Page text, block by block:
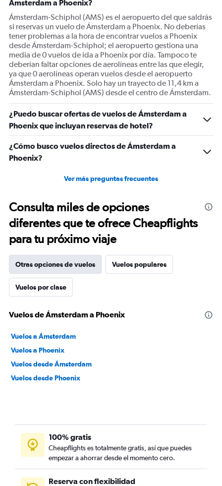
axis
displaying
values.
Range:
0
to
1500.
Ámsterdam a Phoenix?
Ámsterdam-Schiphol (AMS) es el aeropuerto del que saldrás
si reservas un vuelo de Ámsterdam a Phoenix. No deberías
tener problemas a la hora de encontrar vuelos a Phoenix
desde Ámsterdam-Schiphol; el aeropuerto gestiona una
media de 0 vuelos de ida a Phoenix por día. Tampoco te
deberían faltar opciones de aerolíneas entre las que elegir,
ya que 0 aerolíneas operan vuelos desde el aeropuerto
Ámsterdam a Phoenix. Solo hay un trayecto de 11,4 km a
Ámsterdam-Schiphol (AMS) desde el centro de Ámsterdam.
¿Puedo buscar ofertas de vuelos de Ámsterdam a
Phoenix que incluyan reservas de hotel?
¿Cómo busco vuelos directos de Ámsterdam a
Phoenix?
Ver más preguntas frecuentes
Consulta miles de opciones
diferentes que te ofrece Cheapflights
para tu próximo viaje
Otras opciones de vuelos Vuelos populares
Vuelos por clase
Vuelos de Ámsterdam a Phoenix
Vuelos a Ámsterdam
Vuelos a Phoenix
Vuelos desde Ámsterdam
Vuelos desde Phoenix
100% gratis
Cheapflights es totalmente gratis, así que puedes
empezar a ahorrar desde el momento cero.
Reserva con flexibilidad